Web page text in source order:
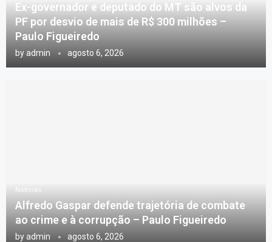
Ex-governador e deputado do MT são alvos da
PF por desvio de mais de R$ 300 milhões –
Paulo Figueiredo
by admin agosto 6, 2026
Notícias
Alfredo Gaspar defende trajetória de combate
ao crime e à corrupção – Paulo Figueiredo
by admin agosto 6, 2026